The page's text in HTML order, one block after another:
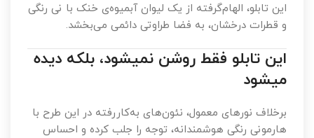
این تابلو، الهام‌گرفته از یک لیوان آبمیوه‌ی خنک با نی رنگی
و قطرات درخشان، به فضا طراوتی دائمی می‌بخشد.
این تابلو فقط روشن نمیشود، بلکه دیده
میشود
برخلاف نورهای معمول، نئون‌های به‌کاررفته در این طرح با
هارمونی رنگی هوشمندانه، توجه را جلب کرده و احساس